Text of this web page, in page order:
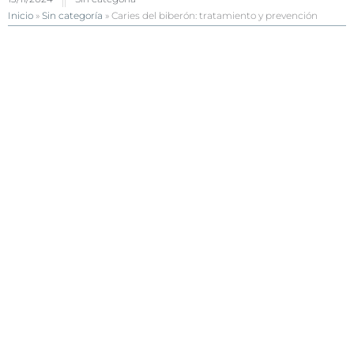
Inicio » Sin categoría » Caries del biberón: tratamiento y prevención